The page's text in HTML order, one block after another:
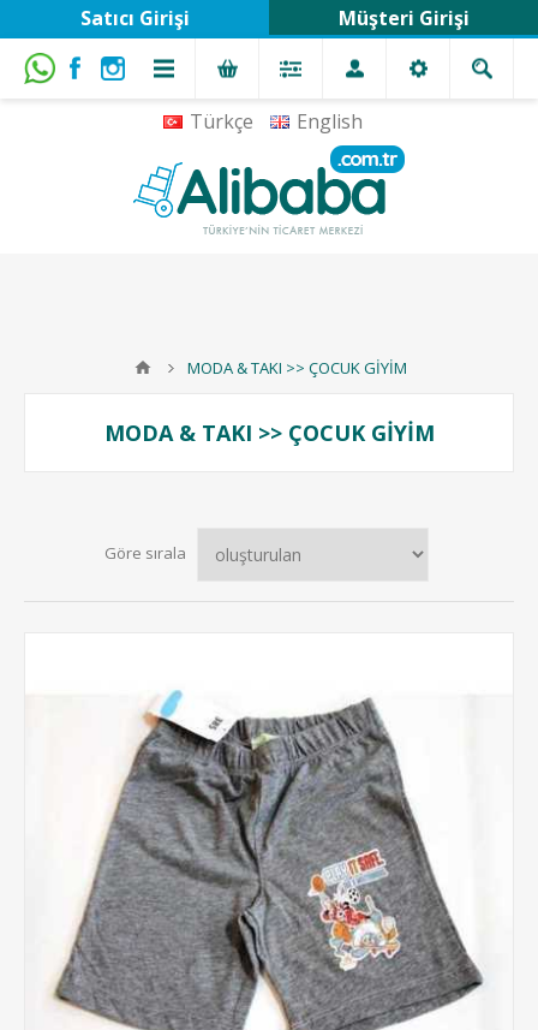
Türkçe English
Satıcı Girişi Müşteri Girişi
MODA & TAKI >> ÇOCUK GİYİM
MODA & TAKI >> ÇOCUK GİYİM
Göre sırala